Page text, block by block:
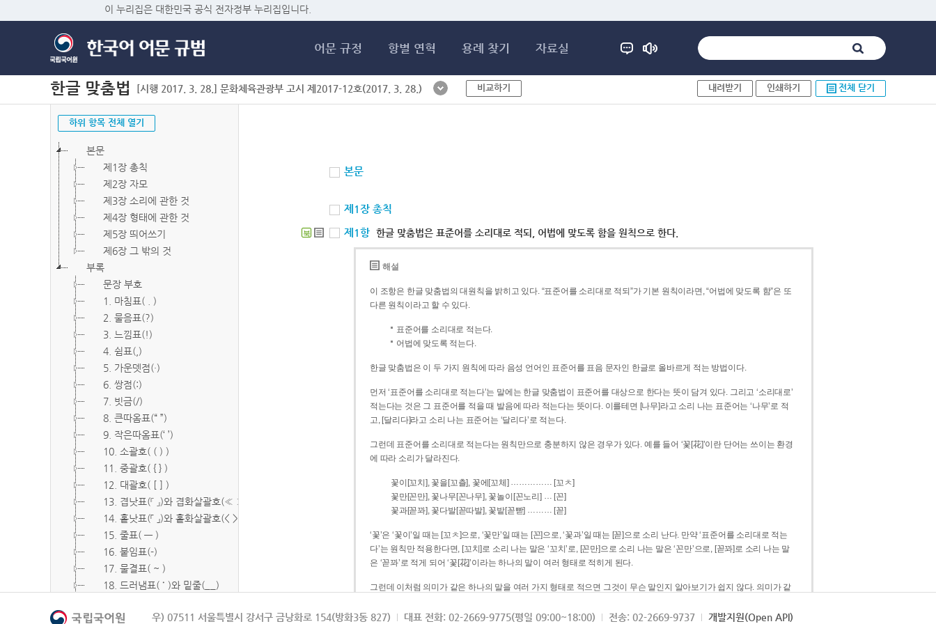
이 누리집은 대한민국 공식 전자정부 누리집입니다.
어문 규정 항별 연혁 용례 찾기 자료실
한글 맞춤법 [시행 2017. 3. 28.] 문화체육관광부 고시 제2017-12호(2017. 3. 28.) 비교하기 내려받기 인쇄하기 전체 닫기
하위 항목 전체 열기
본문
제1장 총칙
제2장 자모
제3장 소리에 관한 것
제4장 형태에 관한 것
제5장 띄어쓰기
제6장 그 밖의 것
부록
문장 부호
1. 마침표( . )
2. 물음표(?)
3. 느낌표(!)
4. 쉼표(,)
5. 가운뎃점(·)
6. 쌍점(:)
7. 빗금(/)
8. 큰따옴표(“ ”)
9. 작은따옴표(‘ ’)
10. 소괄호( ( ) )
11. 중괄호( { } )
12. 대괄호( [ ] )
13. 겹낫표(『 』)와 겹화살괄호(≪ ≫)
14. 홑낫표(「 」)와 홑화살괄호(< >)
15. 줄표( ― )
16. 붙임표(-)
17. 물결표( ~ )
18. 드러냄표( ˙ )와 밑줄(__)
20. 빠짐표( □ )
본문
제1장 총칙
북 제1항 한글 맞춤법은 표준어를 소리대로 적되, 어법에 맞도록 함을 원칙으로 한다.
해설
이 조항은 한글 맞춤법의 대원칙을 밝히고 있다. “표준어를 소리대로 적되”가 기본 원칙이라면, “어법에 맞도록 함”은 또
다른 원칙이라고 할 수 있다.
표준어를 소리대로 적는다.
어법에 맞도록 적는다.
한글 맞춤법은 이 두 가지 원칙에 따라 음성 언어인 표준어를 표음 문자인 한글로 올바르게 적는 방법이다.
먼저 ‘표준어를 소리대로 적는다’는 말에는 한글 맞춤법이 표준어를 대상으로 한다는 뜻이 담겨 있다. 그리고 ‘소리대로’
적는다는 것은 그 표준어를 적을 때 발음에 따라 적는다는 뜻이다. 이를테면 [나무]라고 소리 나는 표준어는 ‘나무’로 적
고, [달리다]라고 소리 나는 표준어는 ‘달리다’로 적는다.
그런데 표준어를 소리대로 적는다는 원칙만으로 충분하지 않은 경우가 있다. 예를 들어 ‘꽃[花]’이란 단어는 쓰이는 환경
에 따라 소리가 달라진다.
꽃이[꼬치], 꽃을[꼬츨], 꽃에[꼬체] …………… [꼬ㅊ]
꽃만[꼰만], 꽃나무[꼰나무], 꽃놀이[꼰노리] … [꼰]
꽃과[꼳꽈], 꽃다발[꼳따발], 꽃밭[꼳빧] ……… [꼳]
‘꽃’은 ‘꽃이’일 때는 [꼬ㅊ]으로, ‘꽃만’일 때는 [꼰]으로, ‘꽃과’일 때는 [꼳]으로 소리 난다. 만약 ‘표준어를 소리대로 적는
다’는 원칙만 적용한다면, [꼬치]로 소리 나는 말은 ‘꼬치’로, [꼰만]으로 소리 나는 말은 ‘꼰만’으로, [꼳꽈]로 소리 나는 말
은 ‘꼳꽈’로 적게 되어 ‘꽃[花]’이라는 하나의 말이 여러 형태로 적히게 된다.
그런데 이처럼 의미가 같은 하나의 말을 여러 가지 형태로 적으면 그것이 무슨 말인지 알아보기가 쉽지 않다. 의미가 같
되게 적는 것이 의미를 파악하는 데 효과적이다.
우) 07511 서울특별시 강서구 금낭화로 154(방화3동 827) 대표 전화: 02-2669-9775(평일 09:00~18:00) 전송: 02-2669-9737 개발지원(Open API)